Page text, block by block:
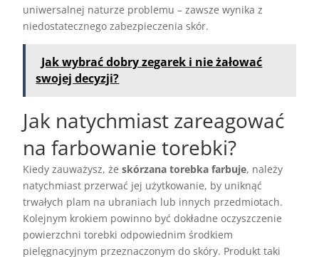
uniwersalnej naturze problemu – zawsze wynika z
niedostatecznego zabezpieczenia skór.
Jak wybrać dobry zegarek i nie żałować
swojej decyzji?
Jak natychmiast zareagować
na farbowanie torebki?
Kiedy zauważysz, żeskórzana torebka farbuje, należy
natychmiast przerwać jej użytkowanie, by uniknąć
trwałych plam na ubraniach lub innych przedmiotach.
Kolejnym krokiem powinno być dokładne oczyszczenie
powierzchni torebki odpowiednim środkiem
pielęgnacyjnym przeznaczonym do skóry. Produkt taki